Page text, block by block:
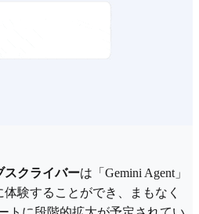
スクライバーは「Gemini Agent」
験することができ、まもなく